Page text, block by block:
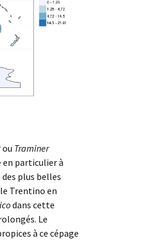
Traminer
en particulier à
des plus belles
Trentino en
dans cette
Le
à ce cépage